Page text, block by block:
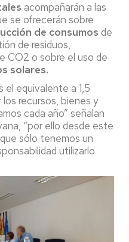
acompañarán a las
se ofrecerán sobre
de consumos de
de residuos,
CO2 o sobre el uso de
solares.
el equivalente a 1,5
recursos, bienes y
cada año” señalan
“por ello desde este
sólo tenemos un
utilizarlo